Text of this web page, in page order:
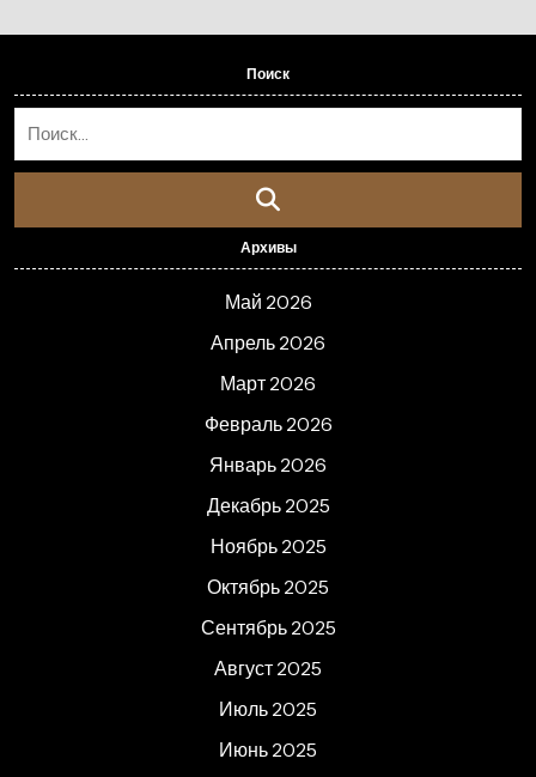
Поиск
Архивы
Май 2026
Апрель 2026
Март 2026
Февраль 2026
Январь 2026
Декабрь 2025
Ноябрь 2025
Октябрь 2025
Сентябрь 2025
Август 2025
Июль 2025
Июнь 2025